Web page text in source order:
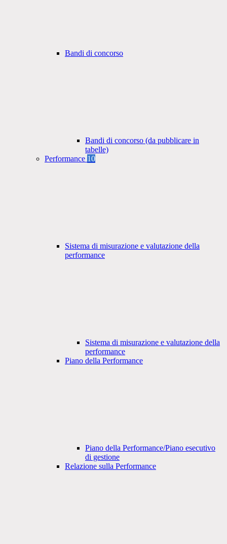
Bandi di concorso
Bandi di concorso (da pubblicare in
tabelle)
Performance 10
Sistema di misurazione e valutazione della
performance
Sistema di misurazione e valutazione della
performance
Piano della Performance
Piano della Performance/Piano esecutivo
di gestione
Relazione sulla Performance